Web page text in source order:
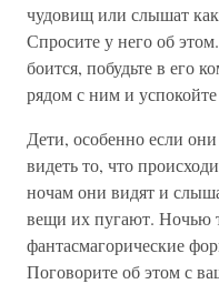
чудовищ или слышат
Спросите у него об
боится, побудьте в его
рядом с ним и успокойте
Дети, особенно если
видеть то, что
ночам они видят и
вещи их пугают. Ночью
фантасмагорические
Поговорите об этом с